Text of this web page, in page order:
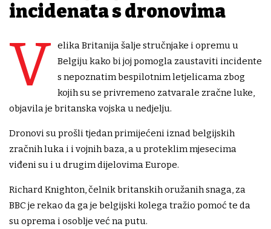
incidenata s dronovima
V
elika Britanija šalje stručnjake i opremu u
Belgiju kako bi joj pomogla zaustaviti incidente
s nepoznatim bespilotnim letjelicama zbog
kojih su se privremeno zatvarale zračne luke,
objavila je britanska vojska u nedjelju.
Dronovi su prošli tjedan primijećeni iznad belgijskih
zračnih luka i i vojnih baza, a u proteklim mjesecima
viđeni su i u drugim dijelovima Europe.
Richard Knighton, čelnik britanskih oružanih snaga, za
BBC je rekao da ga je belgijski kolega tražio pomoć te da
su oprema i osoblje već na putu.